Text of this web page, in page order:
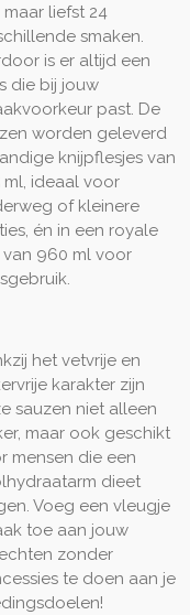
maar liefst 24
smaken.
is er altijd een
die bij jouw
past. De
worden geleverd
knijpflesjes van
ml, ideaal voor
of kleinere
én in een royale
van 960 ml voor
het vetvrije en
karakter zijn
sauzen niet alleen
maar ook geschikt
mensen die een
dieet
Voeg een vleugje
toe aan jouw
zonder
te doen aan je